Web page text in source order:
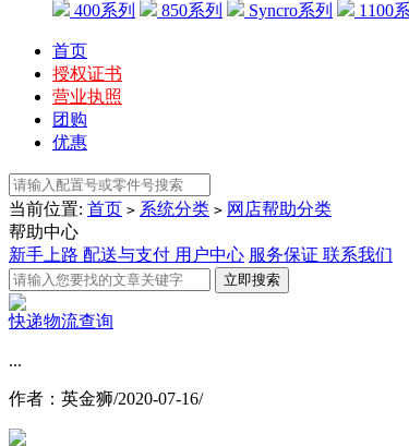
400系列
850系列 Syncro系列 1100
首页
授权证书
营业执照
团购
优惠
当前位置: 首页 > 系统分类 > 网店帮助分类
帮助中心
新手上路 配送与支付 用户中心 服务保证 联系我们
快递物流查询
...
作者：英金狮/2020-07-16/